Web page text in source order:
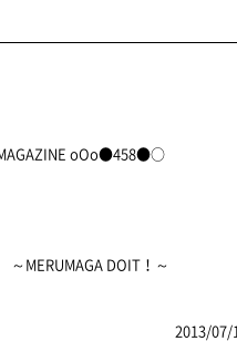
oOo●458●○
DOIT！～
07/